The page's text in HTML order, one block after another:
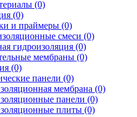
(0)
(0)
и праймеры (0)
смеси (0)
гидроизоляция (0)
мембраны (0)
(0)
панели (0)
мембрана (0)
панели (0)
плиты (0)